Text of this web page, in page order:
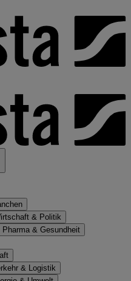
& Politik
Pharma & Gesundheit
& Logistik